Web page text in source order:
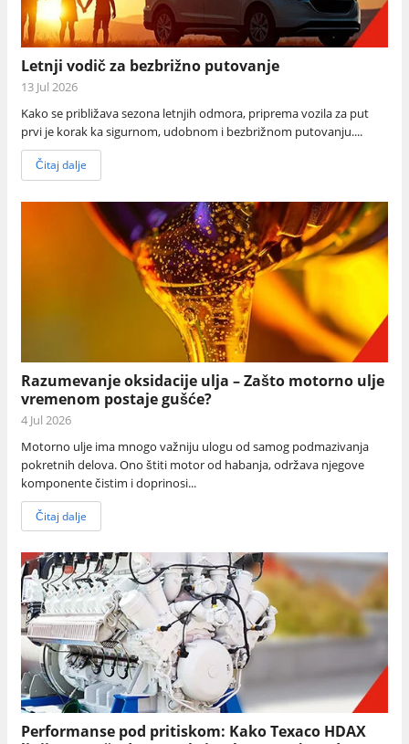
Letnji vodič za bezbrižno putovanje
13 Jul 2026
Kako se približava sezona letnjih odmora, priprema vozila za put
prvi je korak ka sigurnom, udobnom i bezbrižnom putovanju....
Čitaj dalje
Razumevanje oksidacije ulja – Zašto motorno ulje
vremenom postaje gušće?
4 Jul 2026
Motorno ulje ima mnogo važniju ulogu od samog podmazivanja
pokretnih delova. Ono štiti motor od habanja, održava njegove
komponente čistim i doprinosi...
Čitaj dalje
Performanse pod pritiskom: Kako Texaco HDAX